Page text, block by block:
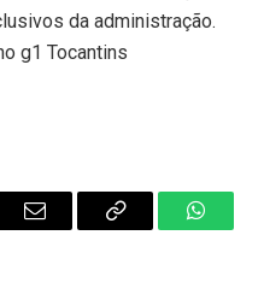
da administração.
g1 Tocantins
Email
Copy